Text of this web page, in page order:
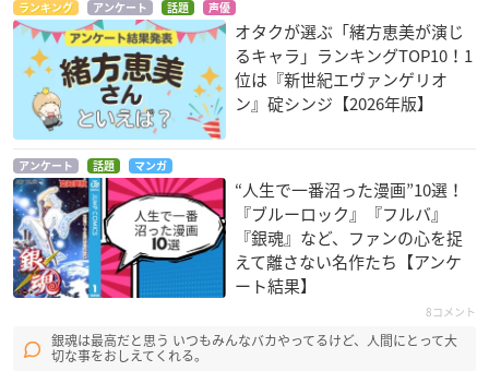
ランキング アンケート 話題 声優
オタクが選ぶ「緒方恵美が演じ
るキャラ」ランキングTOP10！1
位は『新世紀エヴァンゲリオ
ン』碇シンジ【2026年版】
アンケート 話題 マンガ
“人生で一番沼った漫画”10選！
『ブルーロック』『フルバ』
『銀魂』など、ファンの心を捉
えて離さない名作たち【アンケ
ート結果】
8コメント
銀魂は最高だと思う いつもみんなバカやってるけど、人間にとって大
切な事をおしえてくれる。